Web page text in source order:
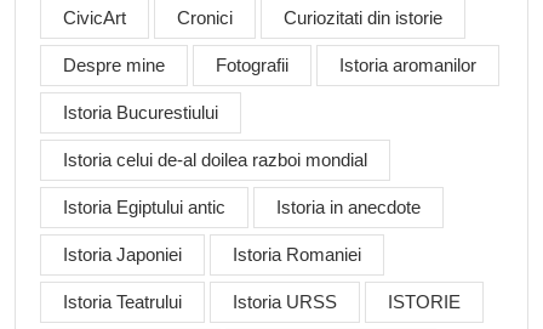
CivicArt Cronici Curiozitati din istorie
Despre mine Fotografii Istoria aromanilor
Istoria Bucurestiului
Istoria celui de-al doilea razboi mondial
Istoria Egiptului antic Istoria in anecdote
Istoria Japoniei Istoria Romaniei
Istoria Teatrului Istoria URSS ISTORIE